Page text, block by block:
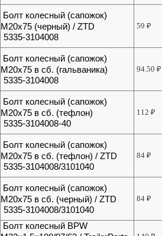
Болт колесный (сапожок)
М20х75 (черный) / ZTD
5335-3104008
59₽
Болт колесный (сапожок)
М20х75 в сб. (гальваника)
5335-3104008
94.50₽
Болт колесный (сапожок)
М20х75 в сб. (тефлон)
5335-3104008-40
112₽
Болт колесный (сапожок)
М20х75 в сб. (тефлон) / ZTD
5335-3104008/3101040
84₽
Болт колесный (сапожок)
М20х75 в сб. (черный) / ZTD
5335-3104008/3101040
84₽
Болт колесный BPW